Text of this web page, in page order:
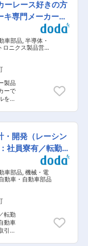
ラッ
スタ
、
てい
群馬
ン
ま
幅
様な
を持
に認
てい
あ
場企
準備
き
い
ん男
が
の
200
今、
して
海外
ェア
種以
・医
に
の
ての
目指
生
の
変
ーレース好きの方
専門メーカー／
車部品, 半導体・
ロニクス製品営業
機・自動車部品営
製品
ーで
を磨
が既
タマ
で自
レー
業業
・
算
チな
ある
の赤
出張
日曜
休日
・開発（レーシン
社員寮有／転勤無
車部品, 機械・電
動車・自動車部品
転勤
動車
引／